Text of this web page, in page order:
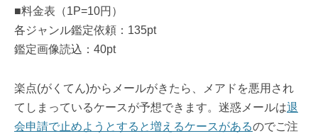
■料金表（1P=10円）
各ジャンル鑑定依頼：135pt
鑑定画像読込：40pt
楽点(がくてん)からメールがきたら、メアドを悪用され
てしまっているケースが予想できます。迷惑メールは退
会申請で止めようとすると増えるケースがあるのでご注